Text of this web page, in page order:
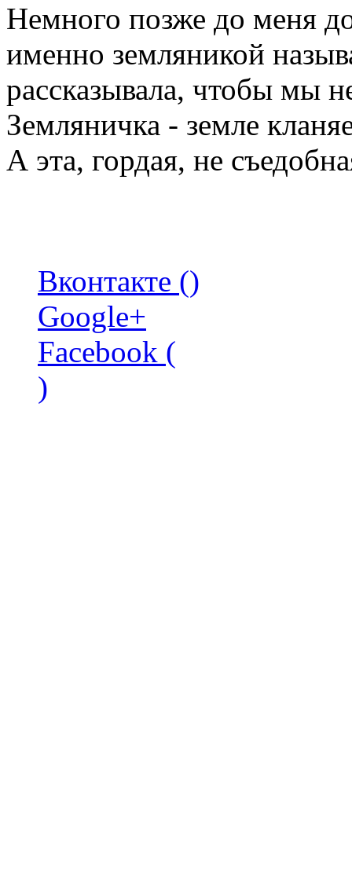
Немного позже до меня
именно земляникой
рассказывала, чтобы мы
Земляничка - земле
А эта, гордая, не
Вконтакте ()
Google+
Facebook (
)